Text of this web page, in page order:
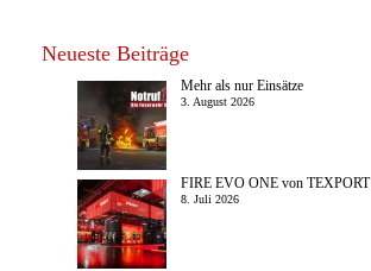
Neueste Beiträge
Mehr als nur Einsätze
3. August 2026
FIRE EVO ONE von TEXPORT
8. Juli 2026